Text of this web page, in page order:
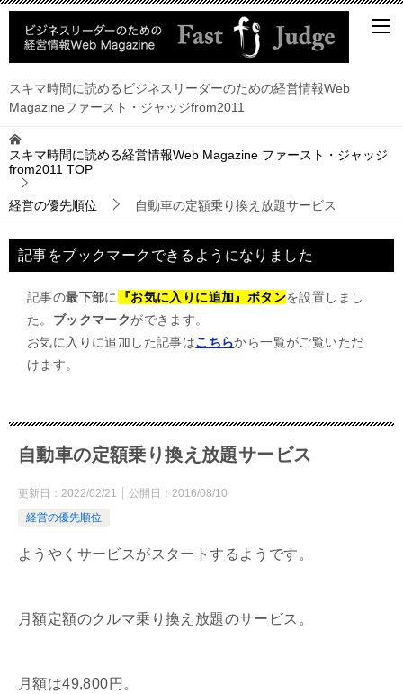
スキマ時間に読めるビジネスリーダーのための経営情報Web
Magazineファースト・ジャッジfrom2011
スキマ時間に読める経営情報Web Magazine ファースト・ジャッジ
from2011 TOP
経営の優先順位 自動車の定額乗り換え放題サービス
記事をブックマークできるようになりました
記事の最下部に 『お気に入りに追加』ボタンを設置しまし
た。 ブックマークができます。
お気に入りに追加した記事はこちらから一覧がご覧いただ
けます。
自動車の定額乗り換え放題サービス
更新日： 2022/02/21 公開日： 2016/08/10
経営の優先順位
ようやくサービスがスタートするようです。
月額定額のクルマ乗り換え放題のサービス。
月額は49,800円。